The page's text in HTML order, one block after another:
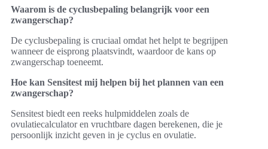
Waarom is de cyclusbepaling belangrijk voor een
zwangerschap?
De cyclusbepaling is cruciaal omdat het helpt te begrijpen
wanneer de eisprong plaatsvindt, waardoor de kans op
zwangerschap toeneemt.
Hoe kan Sensitest mij helpen bij het plannen van een
zwangerschap?
Sensitest biedt een reeks hulpmiddelen zoals de
ovulatiecalculator en vruchtbare dagen berekenen, die je
persoonlijk inzicht geven in je cyclus en ovulatie.